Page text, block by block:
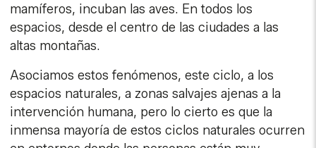
mamíferos, incuban las aves. En todos los
espacios, desde el centro de las ciudades a las
altas montañas.
Asociamos estos fenómenos, este ciclo, a los
espacios naturales, a zonas salvajes ajenas a la
intervención humana, pero lo cierto es que la
inmensa mayoría de estos ciclos naturales ocurren